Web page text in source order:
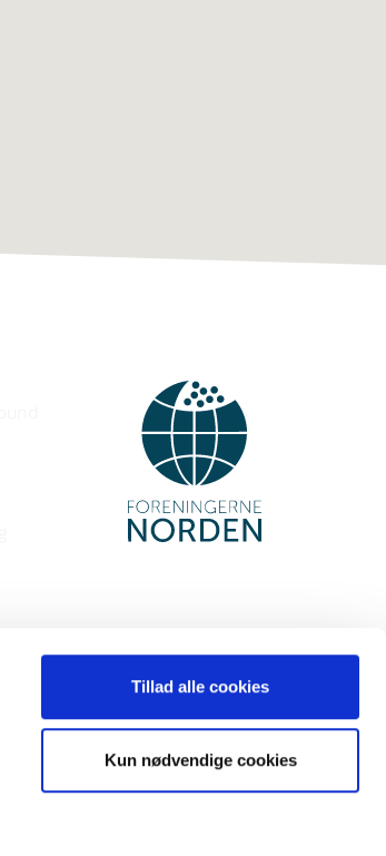
Tillad alle cookies
Kun nødvendige cookies